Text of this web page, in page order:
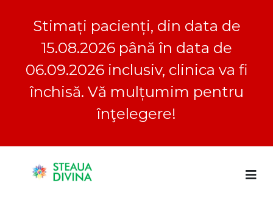
Stimați pacienți, din data de
15.08.2026 până în data de
06.09.2026 inclusiv, clinica va fi
închisă. Vă mulțumim pentru
înţelegere!